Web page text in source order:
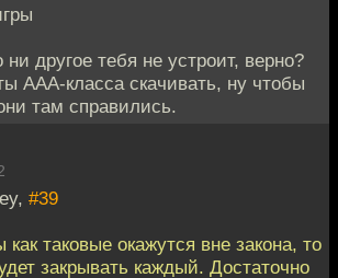
другое тебя не устроит, верно?
ААА-класса скачивать, ну чтобы
там справились.
#39
таковые окажутся вне закона, то
закрывать каждый. Достаточно